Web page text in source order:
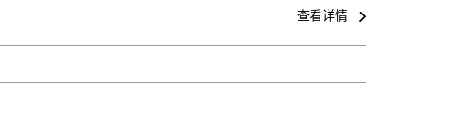
查看详情